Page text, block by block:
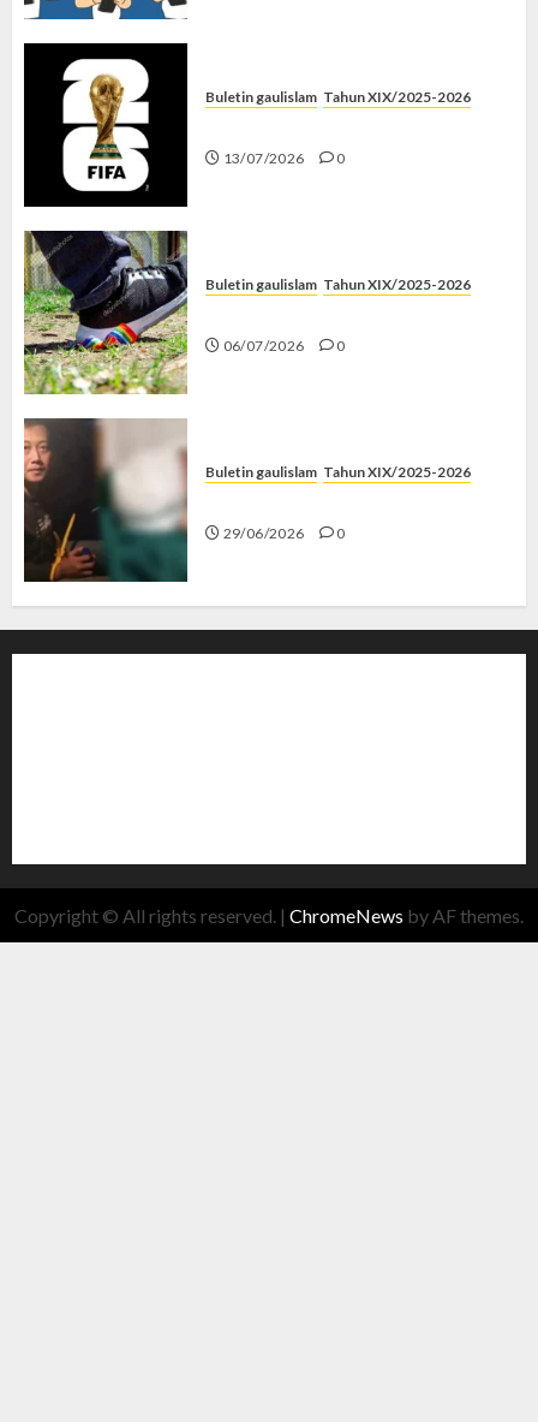
Buletin gaulislam Tahun XIX/2025-2026
13/07/2026 0
Buletin gaulislam Tahun XIX/2025-2026
06/07/2026 0
Buletin gaulislam Tahun XIX/2025-2026
29/06/2026 0
Copyright © All rights reserved. | ChromeNews by AF themes.